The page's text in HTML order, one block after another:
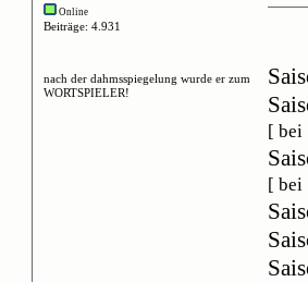
Online
Beiträge: 4.931
nach der dahmsspiegelung wurde er zum
WORTSPIELER!
[ bei
[ bei